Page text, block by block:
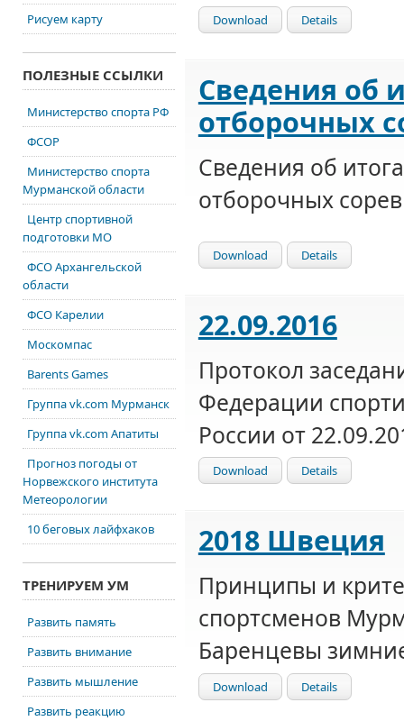
Download Details
Сведения об
отборочных
Сведения об
отборочных
Download Details
22.09.2016
Протокол
Федерации
России от
Download Details
2018 Швеция
Принципы и
спортсменов
Баренцевы
Download Details
Рисуем карту
ПОЛЕЗНЫЕ ССЫЛКИ
Министерство спорта РФ
ФСОР
Министерство спорта
Мурманской области
Центр спортивной
подготовки МО
ФСО Архангельской
области
ФСО Карелии
Москомпас
Barents Games
Группа vk.com Мурманск
Группа vk.com Апатиты
Прогноз погоды от
Норвежского института
Метеорологии
10 беговых лайфхаков
ТРЕНИРУЕМ УМ
Развить память
Развить внимание
Развить мышление
Развить реакцию